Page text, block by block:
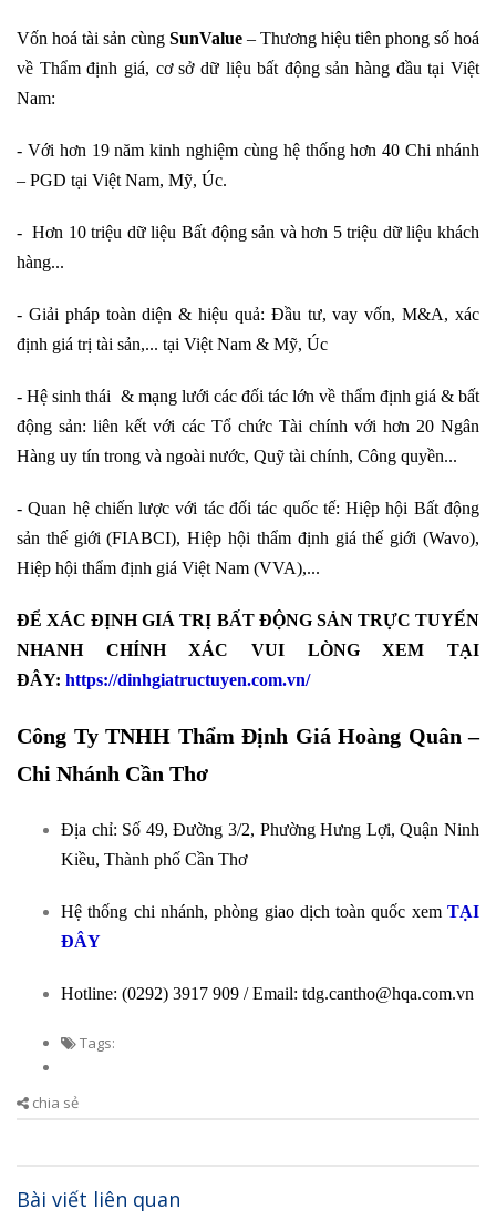
Vốn hoá tài sản cùng SunValue – Thương hiệu tiên phong số hoá
về Thẩm định giá, cơ sở dữ liệu bất động sản hàng đầu tại Việt
Nam:
- Với hơn 19 năm kinh nghiệm cùng hệ thống hơn 40 Chi nhánh
– PGD tại Việt Nam, Mỹ, Úc.
- Hơn 10 triệu dữ liệu Bất động sản và hơn 5 triệu dữ liệu khách
hàng...
- Giải pháp toàn diện & hiệu quả: Đầu tư, vay vốn, M&A, xác
định giá trị tài sản,... tại Việt Nam & Mỹ, Úc
- Hệ sinh thái & mạng lưới các đối tác lớn về thẩm định giá & bất
động sản: liên kết với các Tổ chức Tài chính với hơn 20 Ngân
Hàng uy tín trong và ngoài nước, Quỹ tài chính, Công quyền...
- Quan hệ chiến lược với tác đối tác quốc tế: Hiệp hội Bất động
sản thế giới (FIABCI), Hiệp hội thẩm định giá thế giới (Wavo),
Hiệp hội thẩm định giá Việt Nam (VVA),...
ĐỂ XÁC ĐỊNH GIÁ TRỊ BẤT ĐỘNG SẢN TRỰC TUYẾN
NHANH CHÍNH XÁC VUI LÒNG XEM TẠI
ĐÂY: https://dinhgiatructuyen.com.vn/
Công Ty TNHH Thẩm Định Giá Hoàng Quân –
Chi Nhánh Cần Thơ
Địa chỉ: Số 49, Đường 3/2, Phường Hưng Lợi, Quận Ninh
Kiều, Thành phố Cần Thơ
Hệ thống chi nhánh, phòng giao dịch toàn quốc xem TẠI
ĐÂY
Hotline: (0292) 3917 909 / Email: tdg.cantho@hqa.com.vn
Tags:
chia sẻ
Bài viết liên quan